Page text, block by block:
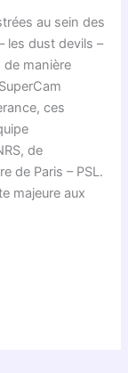
au sein des
les dust devils –
manière
ces
de
de Paris – PSL.
majeure aux